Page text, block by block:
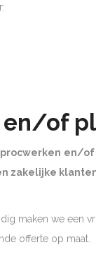
en/of
en/of
zakelijke
maken we een
offerte op maat.